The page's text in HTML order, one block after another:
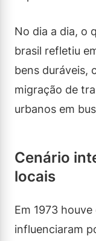
No dia a dia, o
brasil refletiu
bens duráveis,
migração de
urbanos em
Cenário
locais
Em 1973
influenciaram